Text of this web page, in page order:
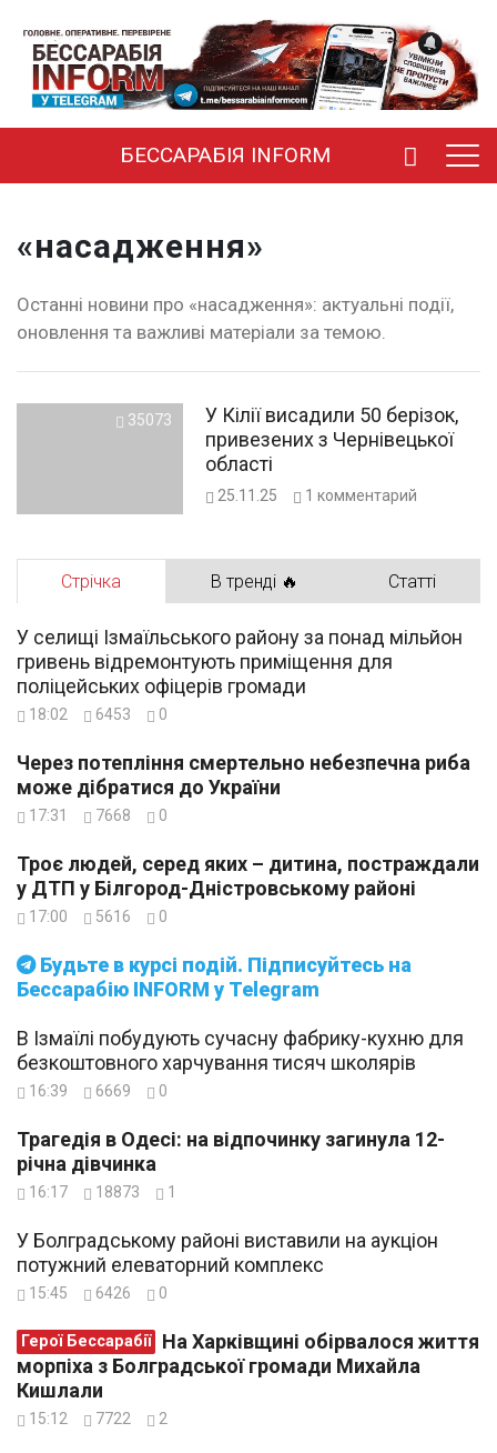
БЕССАРАБІЯ INFORM
«насадження»
Останні новини про «насадження»: актуальні події,
оновлення та важливі матеріали за темою.
35073
У Кілії висадили 50 берізок,
привезених з Чернівецької
області
25.11.25 1 комментарий
Стрічка В тренді 🔥 Статті
Будьте в курсі подій. Підписуйтесь на
Бессарабію INFORM у Telegram
У селищі Ізмаїльського району за понад мільйон
гривень відремонтують приміщення для
поліцейських офіцерів громади
18:02 6453 0
Через потепління смертельно небезпечна риба
може дібратися до України
17:31 7668 0
Троє людей, серед яких – дитина, постраждали
у ДТП у Білгород-Дністровському районі
17:00 5616 0
В Ізмаїлі побудують сучасну фабрику-кухню для
безкоштовного харчування тисяч школярів
16:39 6669 0
Трагедія в Одесі: на відпочинку загинула 12-
річна дівчинка
16:17 18873 1
У Болградському районі виставили на аукціон
потужний елеваторний комплекс
15:45 6426 0
Герої Бессарабії
морпіха з Болградської громади Михайла
Кишлали
15:12 7722 2